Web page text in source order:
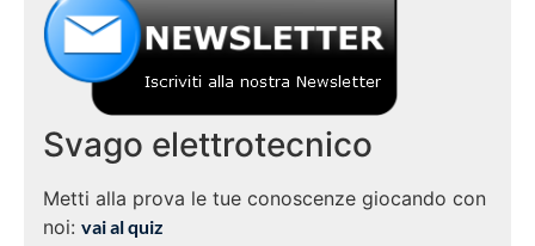
Svago elettrotecnico
Metti alla prova le tue conoscenze giocando con
noi: vai al quiz